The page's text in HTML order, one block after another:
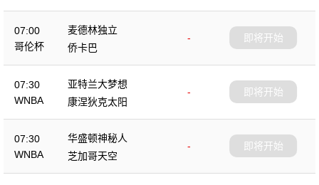
07:00
哥伦杯
麦德林独立
-
侨卡巴
即将开始
07:30
WNBA
亚特兰大梦想
-
康涅狄克太阳
即将开始
07:30
WNBA
华盛顿神秘人
-
芝加哥天空
即将开始